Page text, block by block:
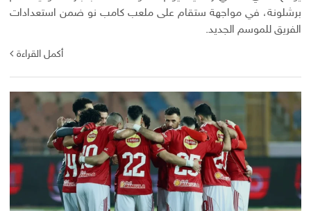
برشلونة، في مواجهة ستقام على ملعب كامب نو ضمن استعدادات
الفريق للموسم الجديد.
أكمل القراءة